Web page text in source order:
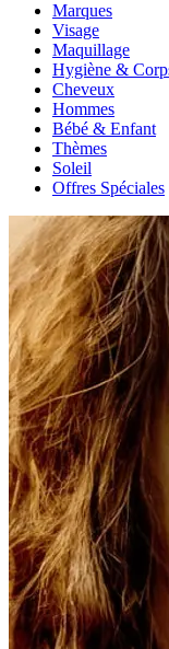
Marques
Visage
Maquillage
Hygiène &
Cheveux
Hommes
Bébé & Enfant
Thèmes
Soleil
Offres Spéciales